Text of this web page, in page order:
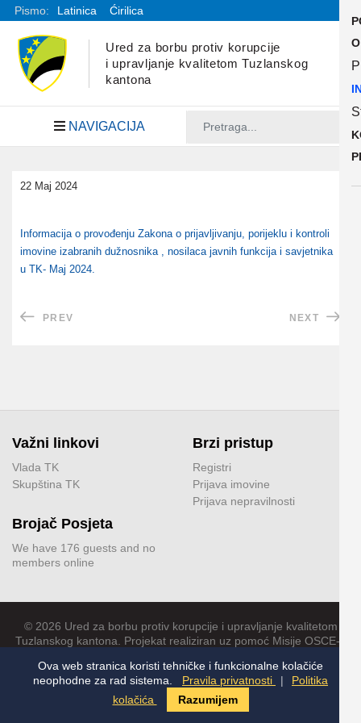
Pismo: Latinica Ćirilica
Ured za borbu protiv korupcije
i upravljanje kvalitetom Tuzlanskog
kantona
NAVIGACIJA
22 Maj 2024
Informacija o provođenju Zakona o prijavljivanju, porijeklu i kontroli
imovine izabranih dužnosnika , nosilaca javnih funkcija i savjetnika
u TK- Maj 2024.
PREV NEXT
Važni linkovi
Vlada TK
Skupština TK
Brojač Posjeta
We have 176 guests and no
members online
Brzi pristup
Registri
Prijava imovine
Prijava nepravilnosti
Ova web stranica koristi tehničke i funkcionalne kolačiće
neophodne za rad sistema.
Pravila privatnosti |
Politika
kolačića
Razumijem
© 2026 Ured za borbu protiv korupcije i upravljanje kvalitetom
Tuzlanskog kantona. Projekat realiziran uz pomoć Misije OSCE-a